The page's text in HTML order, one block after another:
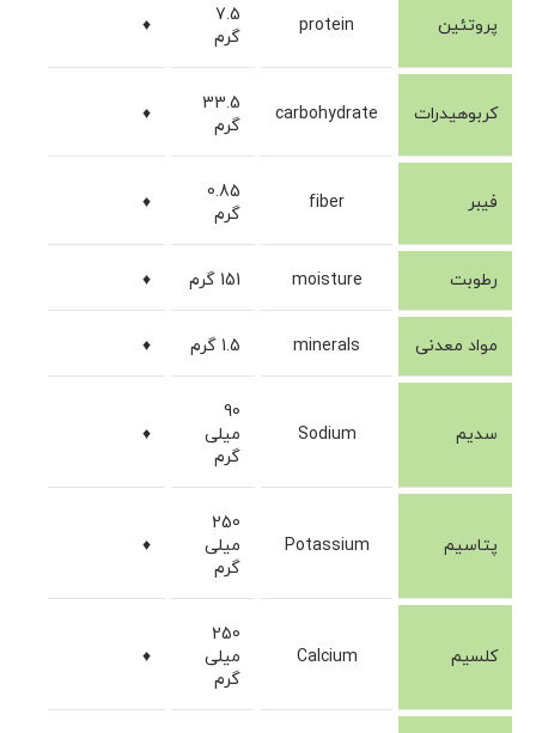
پروتئین protein
7.5
گرم
♦
کربوهیدرات carbohydrate
33.5
گرم
♦
فیبر fiber
0.85
گرم
♦
رطوبت moisture 151 گرم ♦
مواد معدنی minerals 1.5 گرم ♦
سدیم Sodium
90
میلی
گرم
♦
پتاسیم Potassium
250
میلی
گرم
♦
کلسیم Calcium
250
میلی
گرم
♦